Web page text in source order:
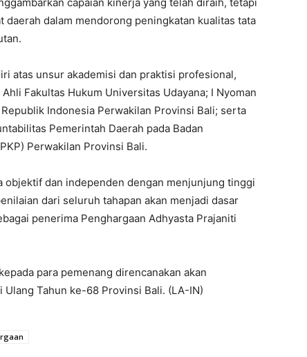
dalam mendorong peningkatan kualitas tata
atas unsur akademisi dan praktisi profesional,
Fakultas Hukum Universitas Udayana; I Nyoman
Indonesia Perwakilan Provinsi Bali; serta
Pemerintah Daerah pada Badan
Perwakilan Provinsi Bali.
objektif dan independen dengan menjunjung tinggi
dari seluruh tahapan akan menjadi dasar
penerima Penghargaan Adhyasta Prajaniti
para pemenang direncanakan akan
Tahun ke-68 Provinsi Bali. (LA-IN)